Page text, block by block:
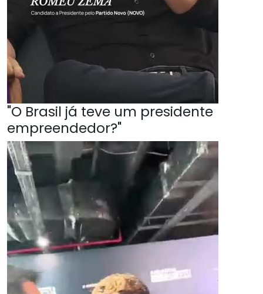
"O Brasil já teve um presidente
empreendedor?"